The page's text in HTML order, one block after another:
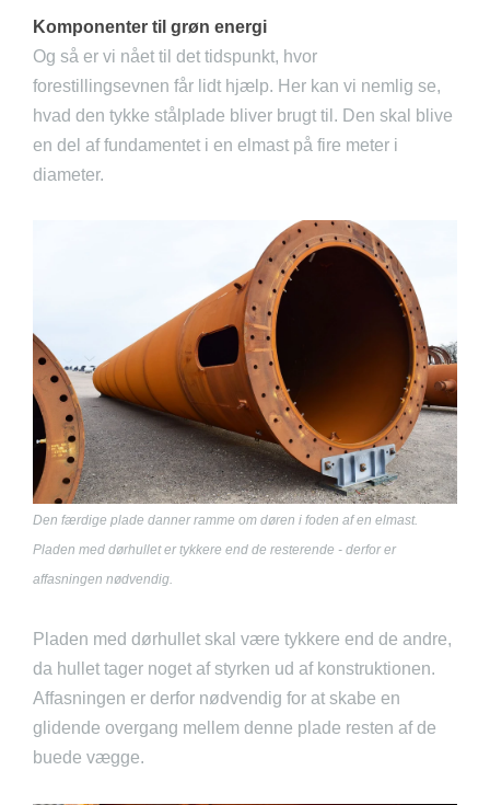
Komponenter til grøn energi
Og så er vi nået til det tidspunkt, hvor
forestillingsevnen får lidt hjælp. Her kan vi nemlig se,
hvad den tykke stålplade bliver brugt til. Den skal blive
en del af fundamentet i en elmast på fire meter i
diameter.
Den færdige plade danner ramme om døren i foden af en elmast.
Pladen med dørhullet er tykkere end de resterende - derfor er
affasningen nødvendig.
Pladen med dørhullet skal være tykkere end de andre,
da hullet tager noget af styrken ud af konstruktionen.
Affasningen er derfor nødvendig for at skabe en
glidende overgang mellem denne plade resten af de
buede vægge.